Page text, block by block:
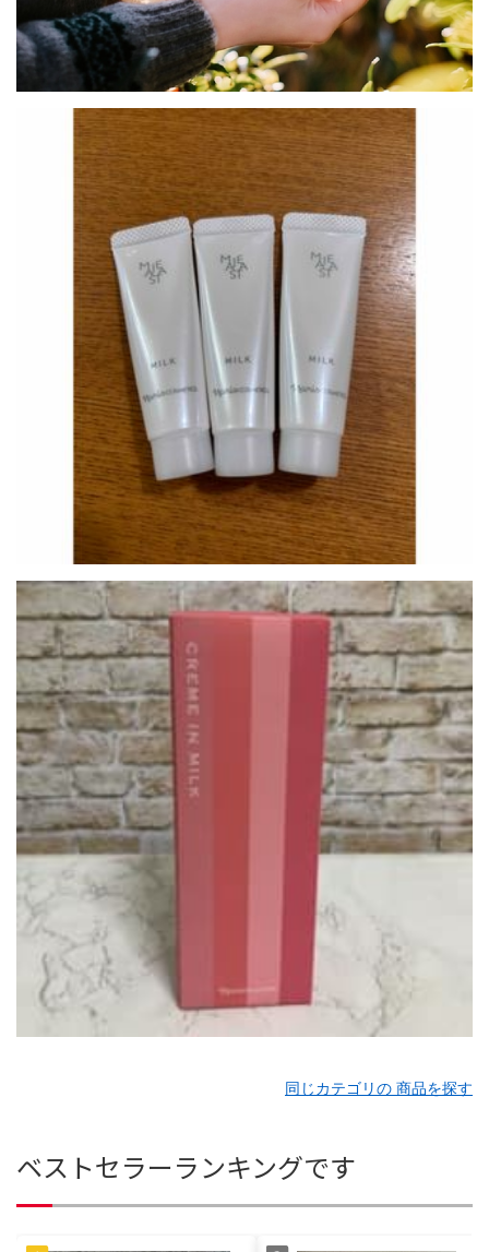
同じカテゴリの 商品を探す
ベストセラーランキングです